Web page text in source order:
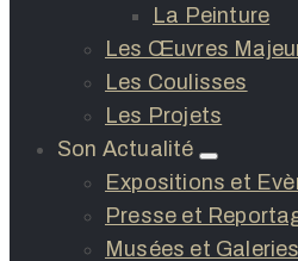
La Peinture
Les Œuvres
Les Coulisses
Les Projets
Son Actualité
Expositions et
Presse et
Musées et Galeries